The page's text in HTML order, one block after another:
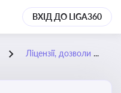
ВХІД ДО LIGA360
Ліцензії, дозволи